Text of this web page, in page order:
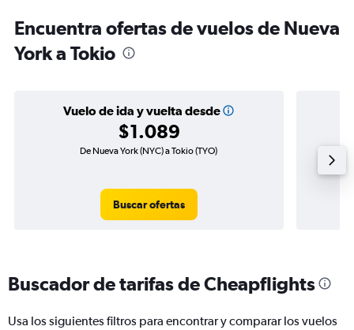
Encuentra ofertas de vuelos de Nueva
York a Tokio
Vuelo de ida y vuelta desde
$1.089
De Nueva York (NYC) a Tokio (TYO)
Buscar ofertas
Buscador de tarifas de Cheapflights
Usa los siguientes filtros para encontrar y comparar los vuelos